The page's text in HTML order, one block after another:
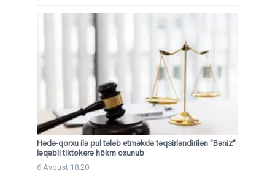
Hədə-qorxu ilə pul tələb etməkdə təqsirləndirilən "Bəniz"
ləqəbli tiktokerə hökm oxunub
6 Avqust 18:20